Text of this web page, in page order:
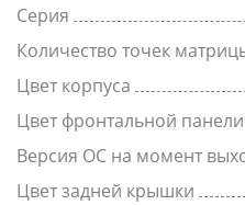
Серия
Количество точек
Цвет корпуса
Цвет фронтальной панели
Версия ОС на момент
Цвет задней крышки